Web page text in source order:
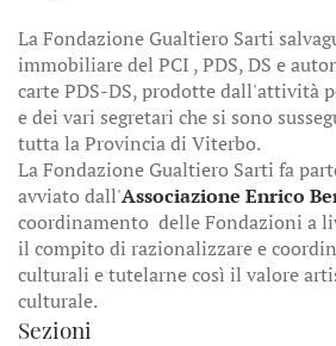
La Fondazione Gualtiero Sarti
immobiliare del PCI , PDS, DS e
carte PDS-DS, prodotte dall'attività
e dei vari segretari che si sono
tutta la Provincia di Viterbo.
La Fondazione Gualtiero Sarti fa
avviato dall'Associazione Enrico
coordinamento delle Fondazioni a
il compito di razionalizzare e
culturali e tutelarne così il valore
culturale.
Sezioni